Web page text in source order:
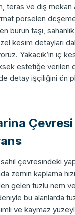
teras ve dış mekan
porselen
burun taşı,
kesim detayları
Yakacık’ın iç
estetiğe verilen
detay işçiliğini ön
Çevresi
sahil çevresindeki
zemin kaplama
gelen tuzlu nem
bu alanlarda
ve kaymaz